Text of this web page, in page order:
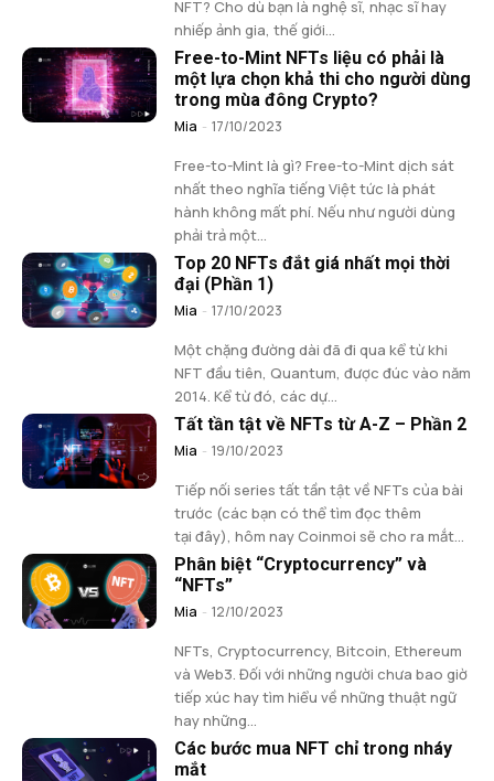
NFT? Cho dù bạn là nghệ sĩ, nhạc sĩ hay
nhiếp ảnh gia, thế giới...
Free-to-Mint NFTs liệu có phải là
một lựa chọn khả thi cho người dùng
trong mùa đông Crypto?
Mia - 17/10/2023
Free-to-Mint là gì? Free-to-Mint dịch sát
nhất theo nghĩa tiếng Việt tức là phát
hành không mất phí. Nếu như người dùng
phải trả một...
Top 20 NFTs đắt giá nhất mọi thời
đại (Phần 1)
Mia - 17/10/2023
Một chặng đường dài đã đi qua kể từ khi
NFT đầu tiên, Quantum, được đúc vào năm
2014. Kể từ đó, các dự...
Tất tần tật về NFTs từ A-Z – Phần 2
Mia - 19/10/2023
Tiếp nối series tất tần tật về NFTs của bài
trước (các bạn có thể tìm đọc thêm
tại đây), hôm nay Coinmoi sẽ cho ra mắt...
Phân biệt “Cryptocurrency” và
“NFTs”
Mia - 12/10/2023
NFTs, Cryptocurrency, Bitcoin, Ethereum
và Web3. Đối với những người chưa bao giờ
tiếp xúc hay tìm hiểu về những thuật ngữ
hay những...
Các bước mua NFT chỉ trong nháy
mắt